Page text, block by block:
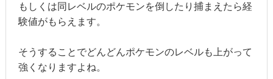
もしくは同レベルのポケモンを倒したり捕まえたら経
験値がもらえます。
そうすることでどんどんポケモンのレベルも上がって
強くなりますよね。